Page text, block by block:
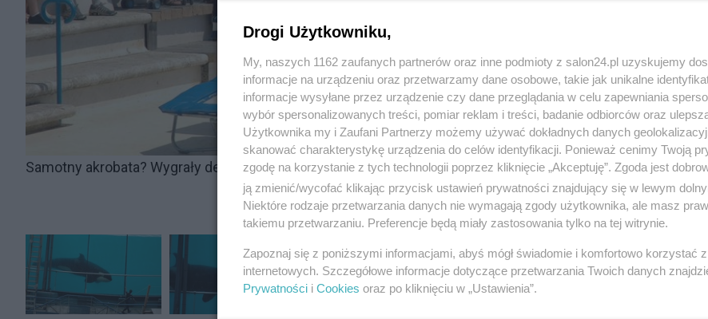
Samotny akrobata? Wygrały delfiny 4:1. Zdjęcie: Alpejski
POPRZEDNIE 5 z 6
Drogi Użytkowniku,
My, naszych 1162 zaufanych partnerów oraz inne podmioty z salon24.pl uzyskujemy
informacje na urządzeniu oraz przetwarzamy dane osobowe, takie jak unikalne
informacje wysyłane przez urządzenie czy dane przeglądania w celu zapewniania
wybór spersonalizowanych treści, pomiar reklam i treści, badanie odbiorców oraz
Użytkownika my i Zaufani Partnerzy możemy używać dokładnych danych
skanować charakterystykę urządzenia do celów identyfikacji. Ponieważ cenimy Twoją
zgodę na korzystanie z tych technologii poprzez kliknięcie „Akceptuję”. Zgoda jest
ją zmienić/wycofać klikając przycisk ustawień prywatności znajdujący się w lewym
Niektóre rodzaje przetwarzania danych nie wymagają zgody użytkownika, ale masz
takiemu przetwarzaniu. Preferencje będą miały zastosowania tylko na tej witrynie.
Zapoznaj się z poniższymi informacjami, abyś mógł świadomie i komfortowo korzystać
internetowych. Szczegółowe informacje dotyczące przetwarzania Twoich danych
Prywatności i Cookies oraz po kliknięciu w „Ustawienia”.